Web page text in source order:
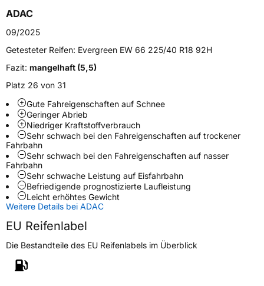
Fahrzeugtyp
Verwendung
Modellname EW 66
FahrzeugartPKW & SUV
Weitere Eigenschaften
SchlauchtypTL
Zustand
M+SJa
VerstärktXL
EU Label
ADAC
09/2025
Getesteter Reifen: Evergreen EW 66 225/40 R18 92H
Fazit: mangelhaft (5,5)
Platz 26 von 31
Gute Fahreigenschaften auf Schnee
Geringer Abrieb
Niedriger Kraftstoffverbrauch
Sehr schwach bei den Fahreigenschaften auf trockener
Fahrbahn
Sehr schwach bei den Fahreigenschaften auf nasser
Fahrbahn
Sehr schwache Leistung auf Eisfahrbahn
Befriedigende prognostizierte Laufleistung
Leicht erhöhtes Gewicht
Weitere Details bei ADAC
EU Reifenlabel
Die Bestandteile des EU Reifenlabels im Überblick